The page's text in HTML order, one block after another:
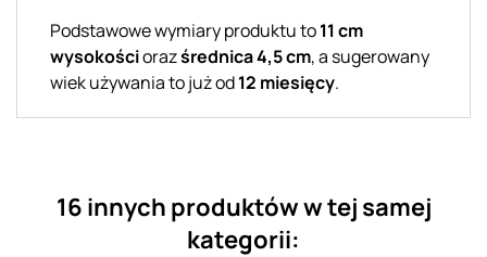
Podstawowe wymiary produktu to11 cm
wysokościorazśrednica 4,5 cm, a sugerowany
wiek używania to już od12 miesięcy.
16 innych produktów w tej samej
kategorii: